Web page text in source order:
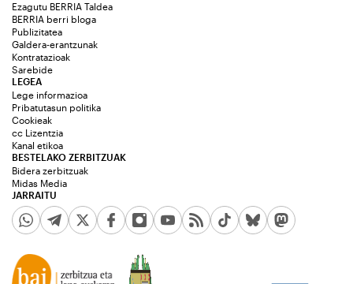
Ezagutu BERRIA Taldea
BERRIA berri bloga
Publizitatea
Galdera-erantzunak
Kontratazioak
Sarebide
JARRAITU
LEGEA
Lege informazioa
Pribatutasun politika
Cookieak
cc Lizentzia
Kanal etikoa
BESTELAKO ZERBITZUAK
Bidera zerbitzuak
Midas Media